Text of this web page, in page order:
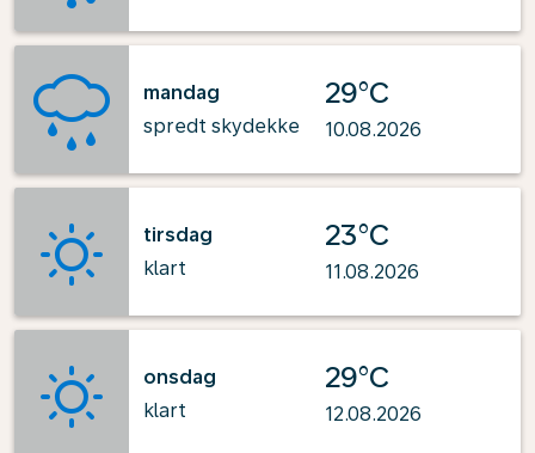
mandag
spredt skydekke
29°C
10.08.2026
tirsdag
klart
23°C
11.08.2026
onsdag
klart
29°C
12.08.2026